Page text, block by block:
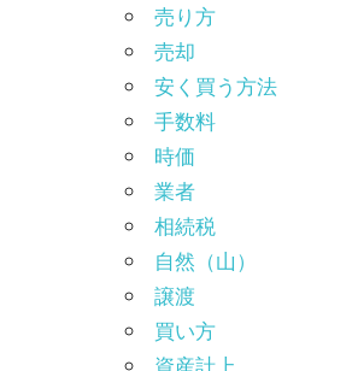
売り方
売却
安く買う方法
手数料
時価
業者
相続税
自然（山）
譲渡
買い方